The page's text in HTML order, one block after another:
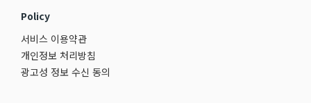
Policy
서비스 이용약관
개인정보 처리방침
광고성 정보 수신 동의